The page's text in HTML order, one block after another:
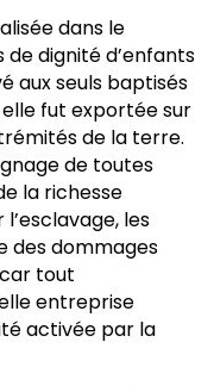
dans le
dignité d’enfants
aux seuls baptisés
elle fut exportée sur
de la terre.
de toutes
la richesse
les
des dommages
tout
entreprise
activée par la